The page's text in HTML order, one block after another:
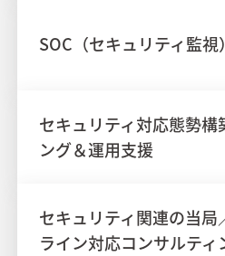
SOC（セキュリティ監視
セキュリティ対応態勢構
ング＆運用支援
セキュリティ関連の当局
ライン対応コンサルティ